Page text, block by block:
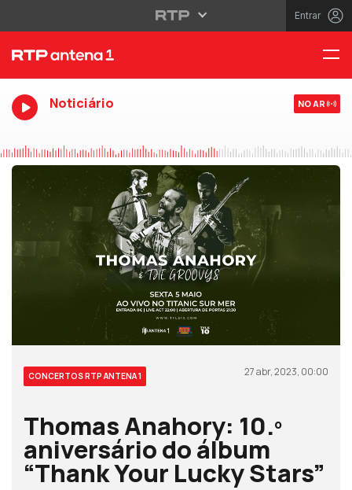
Entrar
Noticiário NO AR
CONCERTOS RTP ANTENA 1 27 abr, 2023, 00:00
Thomas Anahory: 10.º
aniversário do álbum
“Thank Your Lucky Stars”